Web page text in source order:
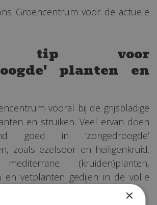
Groencentrum voor de actuele
tip voor
planten en
vooral bij de grijsbladige
en struiken. Veel ervan doen
goed in ‘zongedroogde’
zoals ezelsoor en heiligenkruid.
(kruiden)planten,
en vetplanten gedijen in de volle
water.
×